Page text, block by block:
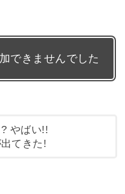
できませんでした
やばい!!
てきた!